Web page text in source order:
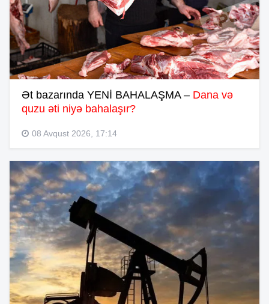
Ət bazarında YENİ BAHALAŞMA – Dana və
quzu əti niyə bahalaşır?
08 Avqust 2026, 17:14